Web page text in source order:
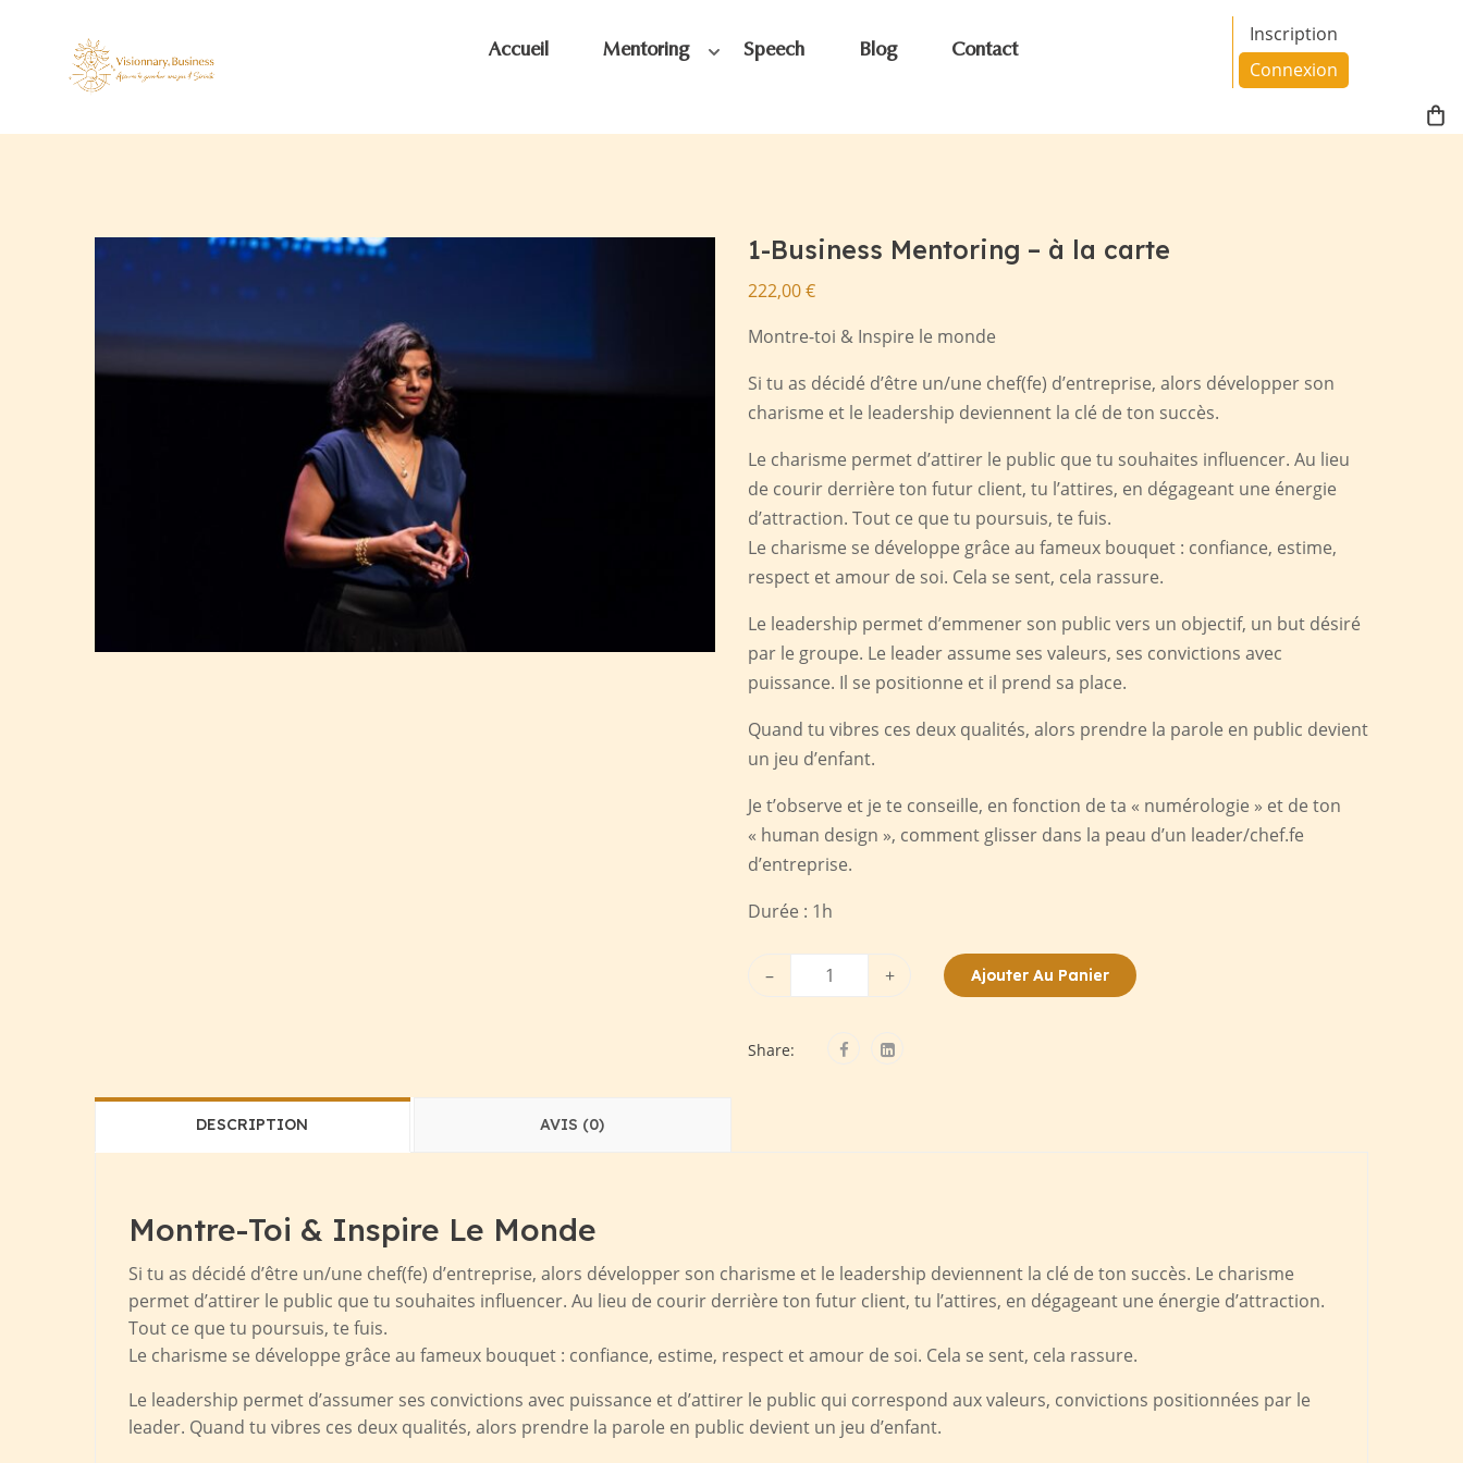
Accueil Mentoring Speech Blog Contact
Inscription
Connexion
1-Business Mentoring – à la carte
222,00€
Montre-toi & Inspire le monde
Si tu as décidé d’être un/une chef(fe) d’entreprise, alors développer son
charisme et le leadership deviennent la clé de ton succès.
Le charisme permet d’attirer le public que tu souhaites influencer. Au lieu
de courir derrière ton futur client, tu l’attires, en dégageant une énergie
d’attraction. Tout ce que tu poursuis, te fuis.
Le charisme se développe grâce au fameux bouquet : confiance, estime,
respect et amour de soi. Cela se sent, cela rassure.
Le leadership permet d’emmener son public vers un objectif, un but désiré
par le groupe. Le leader assume ses valeurs, ses convictions avec
puissance. Il se positionne et il prend sa place.
Quand tu vibres ces deux qualités, alors prendre la parole en public devient
un jeu d’enfant.
Je t’observe et je te conseille, en fonction de ta « numérologie » et de ton
« human design », comment glisser dans la peau d’un leader/chef.fe
d’entreprise.
Durée : 1h
– + Ajouter Au Panier
Share:
DESCRIPTION AVIS (0)
Montre-Toi & Inspire Le Monde
Si tu as décidé d’être un/une chef(fe) d’entreprise, alors développer son charisme et le leadership deviennent la clé de ton succès. Le charisme
permet d’attirer le public que tu souhaites influencer. Au lieu de courir derrière ton futur client, tu l’attires, en dégageant une énergie d’attraction.
Tout ce que tu poursuis, te fuis.
Le charisme se développe grâce au fameux bouquet : confiance, estime, respect et amour de soi. Cela se sent, cela rassure.
Le leadership permet d’assumer ses convictions avec puissance et d’attirer le public qui correspond aux valeurs, convictions positionnées par le
leader. Quand tu vibres ces deux qualités, alors prendre la parole en public devient un jeu d’enfant.